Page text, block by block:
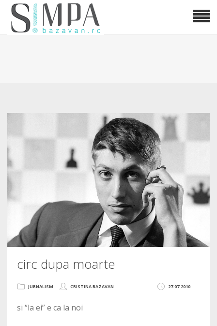
circ dupa moarte
27.07.2010
JURNALISM CRISTINA BAZAVAN
si “la ei” e ca la noi